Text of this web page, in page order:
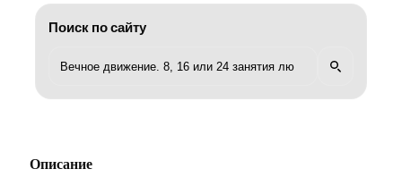
Поиск по сайту
Описание